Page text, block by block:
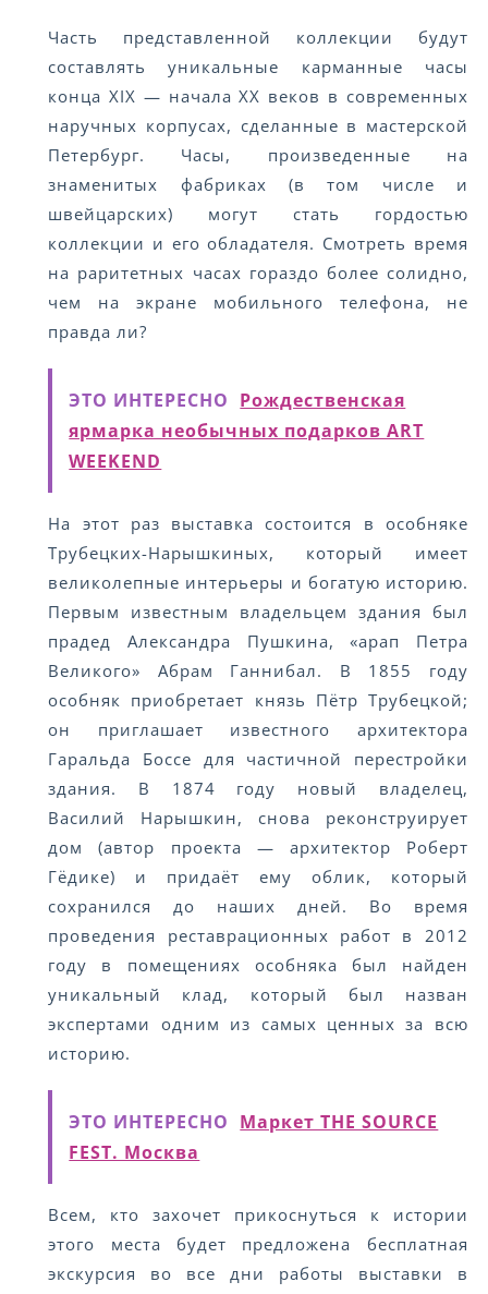
Часть представленной коллекции будут
составлять уникальные карманные часы
конца XIX — начала XX веков в современных
наручных корпусах, сделанные в мастерской
Петербург. Часы, произведенные на
знаменитых фабриках (в том числе и
швейцарских) могут стать гордостью
коллекции и его обладателя. Смотреть время
на раритетных часах гораздо более солидно,
чем на экране мобильного телефона, не
правда ли?
ЭТО ИНТЕРЕСНО Рождественская
ярмарка необычных подарков ART
WEEKEND
На этот раз выставка состоится в особняке
Трубецких-Нарышкиных, который имеет
великолепные интерьеры и богатую историю.
Первым известным владельцем здания был
прадед Александра Пушкина, «арап Петра
Великого» Абрам Ганнибал. В 1855 году
особняк приобретает князь Пётр Трубецкой;
он приглашает известного архитектора
Гаральда Боссе для частичной перестройки
здания. В 1874 году новый владелец,
Василий Нарышкин, снова реконструирует
дом (автор проекта — архитектор Роберт
Гёдике) и придаёт ему облик, который
сохранился до наших дней. Во время
проведения реставрационных работ в 2012
году в помещениях особняка был найден
уникальный клад, который был назван
экспертами одним из самых ценных за всю
историю.
ЭТО ИНТЕРЕСНО Маркет THE SOURCE
FEST. Москва
Всем, кто захочет прикоснуться к истории
этого места будет предложена бесплатная
экскурсия во все дни работы выставки в